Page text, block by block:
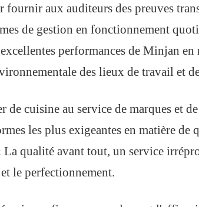
aux auditeurs des preuves
de gestion en fonctionnement
performances de Minjan
des lieux de travail et
de cuisine au service de marques et
les plus exigeantes en matière
qualité avant tout, un service
le perfectionnement.